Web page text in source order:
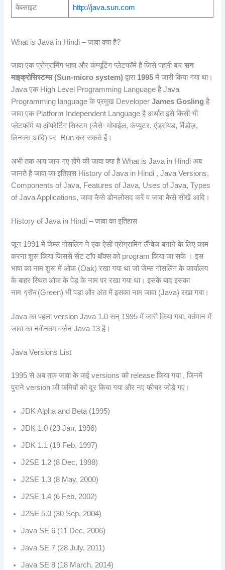
वेबसाइट http://java.sun.com
What is Java in Hindi – जावा क्या है?
जावा एक प्रोग्रामिंग भाषा और कंप्यूटिंग प्लेटफॉर्म है जिसे पहली बार सन
माइक्रोसिस्टम्स (Sun-micro system) द्वारा 1995में जारी किया गया था।
Java एक High Level Programming Language है Java
Programming language के प्रमुख DeveloperJames Goslingहै
जावा एक Platform Independent Language है अर्थात इसे किसी भी
प्लेटफॉर्म या ऑपरेटिंग सिस्टम (जैसे- मोबाईल, कंप्युटर, एंड्रॉयड, विंडोज़,
लिनक्स आदि) पर Run कर सकते हैं।
अभी तक आप जान गए होंगे की जावा क्या है What is Java in Hindi अब
जानते है जावा का इतिहास History of Java in Hindi , Java Versions,
Components of Java, Features of Java, Uses of Java, Types
of Java Applications, जावा कैसे डोनलोसद करें व जावा कैसे सीखें आदि।
History of Java in Hindi – जावा का इतिहास
जून 1991 में जेम्स गोसलिंग ने एक ऐसी प्रोग्रामिंग लैंग्वेज बनाने के लिए काम
करना शुरू किया जिससे सेट टॉप बॉक्स को program किया जा सके । इस
भाषा का नाम शुरू में ओक (Oak) रखा गया था जो जेम्स गोसलिंग के कार्यालय
के बाहर स्थित ओक के पेड़ के नाम पर रखा गया था। इसके बाद इसका
नाम ग्रीन(Green) भी पड़ा और अंत में इसका नाम जावा (Java) रखा गया।
Java का पहला version Java 1.0 सन् 1995 में जारी किया गया, वर्तमान में
जावा का नवीनतम वर्ज़न Java 13 है।
Java Versions List
1995 से अब तक जावा के कई versions को release किया गया , जिनमें
पुराने version की कमियों को दूर किया गया और नए फीचर जोड़े गए।
JDK Alpha and Beta (1995)
JDK 1.0 (23 Jan, 1996)
JDK 1.1 (19 Feb, 1997)
J2SE 1.2 (8 Dec, 1998)
J2SE 1.3 (8 May, 2000)
J2SE 1.4 (6 Feb, 2002)
J2SE 5.0 (30 Sep, 2004)
Java SE 6 (11 Dec, 2006)
Java SE 7 (28 July, 2011)
Java SE 8 (18 March, 2014)